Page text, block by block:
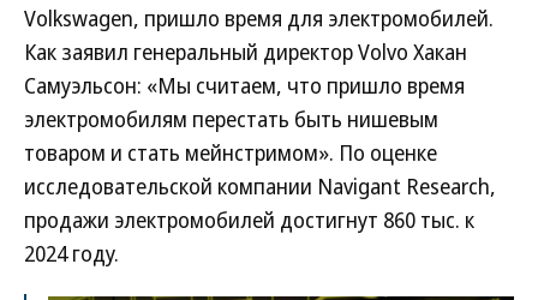
Volkswagen, пришло время для электромобилей.
Как заявил генеральный директор Volvo Хакан
Самуэльсон: «Мы считаем, что пришло время
электромобилям перестать быть нишевым
товаром и стать мейнстримом». По оценке
исследовательской компании Navigant Research,
продажи электромобилей достигнут 860 тыс. к
2024 году.